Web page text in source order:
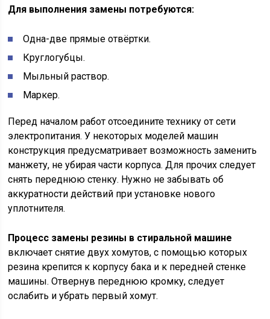
Для выполнения замены потребуются:
Одна-две прямые отвёртки.
Круглогубцы.
Мыльный раствор.
Маркер.
Перед началом работ отсоедините технику от сети
электропитания. У некоторых моделей машин
конструкция предусматривает возможность заменить
манжету, не убирая части корпуса. Для прочих следует
снять переднюю стенку. Нужно не забывать об
аккуратности действий при установке нового
уплотнителя.
Процесс замены резины в стиральной машине
включает снятие двух хомутов, с помощью которых
резина крепится к корпусу бака и к передней стенке
машины. Отвернув переднюю кромку, следует
ослабить и убрать первый хомут.